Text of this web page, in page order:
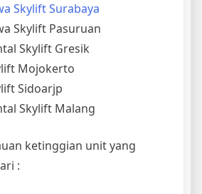
Skylift Surabaya
Skylift Pasuruan
Skylift Gresik
Mojokerto
Sidoarjp
Skylift Malang
ketinggian unit yang
: